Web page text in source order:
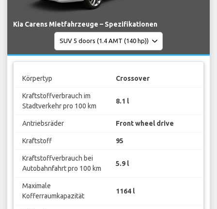
Kia Carens Mietfahrzeuge – Spezifikationen
Körpertyp Crossover
Kraftstoffverbrauch im
Stadtverkehr pro 100 km
8.1 l
Antriebsräder Front wheel drive
Kraftstoff 95
Kraftstoffverbrauch bei
Autobahnfahrt pro 100 km
5.9 l
Maximale
Kofferraumkapazität
1164 l